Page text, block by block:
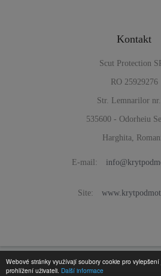
Webové stránky využívají soubory cookie pro vylepšení
prohlížení uživateli. Další informace
Kontakt
Scut Protection
RO 25929276
Str. Lemnarilor
535600 - Odorheiu
Harghita,
E-mail:
Site:
Kryt Pod Motor -